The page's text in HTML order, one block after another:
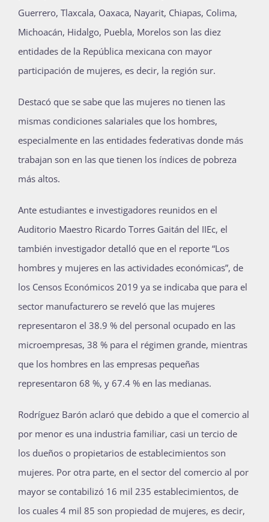
Guerrero, Tlaxcala, Oaxaca, Nayarit, Chiapas, Colima,
Michoacán, Hidalgo, Puebla, Morelos son las diez
entidades de la República mexicana con mayor
participación de mujeres, es decir, la región sur.
Destacó que se sabe que las mujeres no tienen las
mismas condiciones salariales que los hombres,
especialmente en las entidades federativas donde más
trabajan son en las que tienen los índices de pobreza
más altos.
Ante estudiantes e investigadores reunidos en el
Auditorio Maestro Ricardo Torres Gaitán del IIEc, el
también investigador detalló que en el reporte “Los
hombres y mujeres en las actividades económicas”, de
los Censos Económicos 2019 ya se indicaba que para el
sector manufacturero se reveló que las mujeres
representaron el 38.9 % del personal ocupado en las
microempresas, 38 % para el régimen grande, mientras
que los hombres en las empresas pequeñas
representaron 68 %, y 67.4 % en las medianas.
Rodríguez Barón aclaró que debido a que el comercio al
por menor es una industria familiar, casi un tercio de
los dueños o propietarios de establecimientos son
mujeres. Por otra parte, en el sector del comercio al por
mayor se contabilizó 16 mil 235 establecimientos, de
los cuales 4 mil 85 son propiedad de mujeres, es decir,